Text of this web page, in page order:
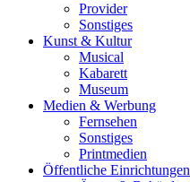
Provider
Sonstiges
Kunst & Kultur
Musical
Kabarett
Museum
Medien & Werbung
Fernsehen
Sonstiges
Printmedien
Öffentliche Einrichtungen